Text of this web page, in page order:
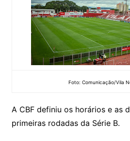
Foto: Comunicação/Vila
A CBF definiu os horários e as
primeiras rodadas da Série B.